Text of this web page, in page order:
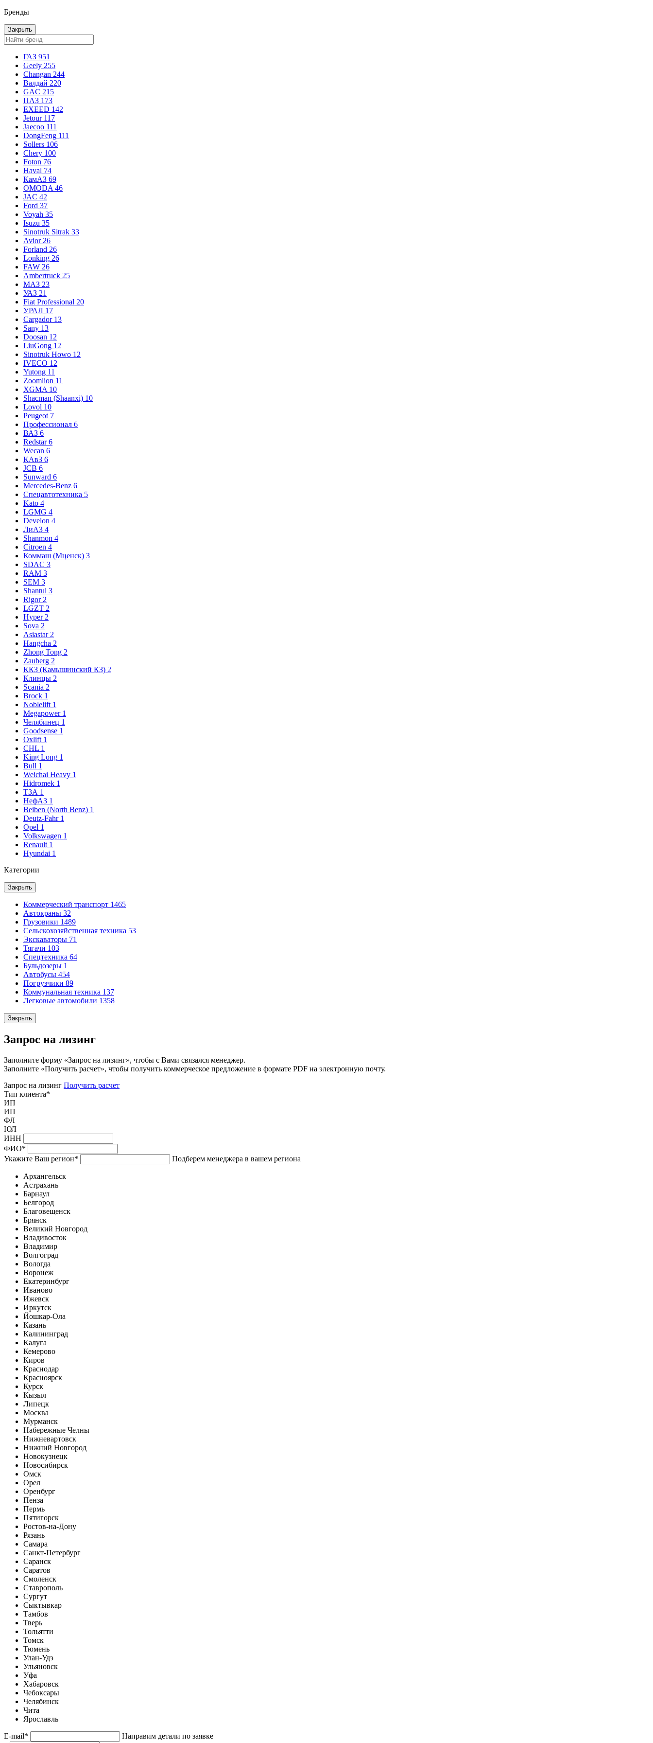
Бренды
Закрыть
ГАЗ 951
Geely 255
Changan 244
Валдай 220
GAC 215
ПАЗ 173
EXEED 142
Jetour 117
Jaecoo 111
DongFeng 111
Sollers 106
Chery 100
Foton 76
Haval 74
КамАЗ 69
OMODA 46
JAC 42
Ford 37
Voyah 35
Isuzu 35
Sinotruk Sitrak 33
Avior 26
Forland 26
Lonking 26
FAW 26
Ambertruck 25
МАЗ 23
УАЗ 21
Fiat Professional 20
УРАЛ 17
Cargador 13
Sany 13
Doosan 12
LiuGong 12
Sinotruk Howo 12
IVECO 12
Yutong 11
Zoomlion 11
XGMA 10
Shacman (Shaanxi) 10
Lovol 10
Peugeot 7
Профессионал 6
ВАЗ 6
Redstar 6
Wecan 6
КАвЗ 6
JCB 6
Sunward 6
Mercedes-Benz 6
Спецавтотехника 5
Kato 4
LGMG 4
Develon 4
ЛиАЗ 4
Shanmon 4
Citroen 4
Коммаш (Мценск) 3
SDAC 3
RAM 3
SEM 3
Shantui 3
Rigor 2
LGZT 2
Hyper 2
Sova 2
Asiastar 2
Hangcha 2
Zhong Tong 2
Zauberg 2
ККЗ (Камышинский КЗ) 2
Клинцы 2
Scania 2
Brock 1
Noblelift 1
Megapower 1
Челябинец 1
Goodsense 1
Oxlift 1
CHL 1
King Long 1
Bull 1
Weichai Heavy 1
Hidromek 1
ТЗА 1
НефАЗ 1
Beiben (North Benz) 1
Deutz-Fahr 1
Opel 1
Volkswagen 1
Renault 1
Hyundai 1
Категории
Закрыть
Коммерческий транспорт 1465
Автокраны 32
Грузовики 1489
Сельскохозяйственная техника 53
Экскаваторы 71
Тягачи 103
Спецтехника 64
Бульдозеры 1
Автобусы 454
Погрузчики 89
Коммунальная техника 137
Легковые автомобили 1358
Закрыть
Запрос на лизинг
Заполните форму «Запрос на лизинг», чтобы с Вами связался менеджер.
Заполните «Получить расчет», чтобы получить коммерческое предложение в формате PDF на электронную почту.
Запрос на лизинг Получить расчет
Тип клиента*
ИП
ИП
ФЛ
ЮЛ
ИНН
ФИО*
Укажите Ваш регион* Подберем менеджера в вашем региона
Архангельск
Астрахань
Барнаул
Белгород
Благовещенск
Брянск
Великий Новгород
Владивосток
Владимир
Волгоград
Вологда
Воронеж
Екатеринбург
Иваново
Ижевск
Иркутск
Йошкар-Ола
Казань
Калининград
Калуга
Кемерово
Киров
Краснодар
Красноярск
Курск
Кызыл
Липецк
Москва
Мурманск
Набережные Челны
Нижневартовск
Нижний Новгород
Новокузнецк
Новосибирск
Омск
Орел
Оренбург
Пенза
Пермь
Пятигорск
Ростов-на-Дону
Рязань
Самара
Санкт-Петербург
Саранск
Саратов
Смоленск
Ставрополь
Сургут
Сыктывкар
Тамбов
Тверь
Тольятти
Томск
Тюмень
Улан-Удэ
Ульяновск
Уфа
Хабаровск
Чебоксары
Челябинск
Чита
Ярославль
E-mail*
Направим детали по заявке